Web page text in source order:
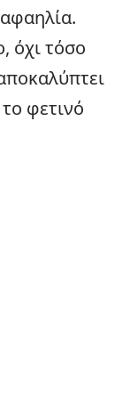
όχι τόσο
φετινό